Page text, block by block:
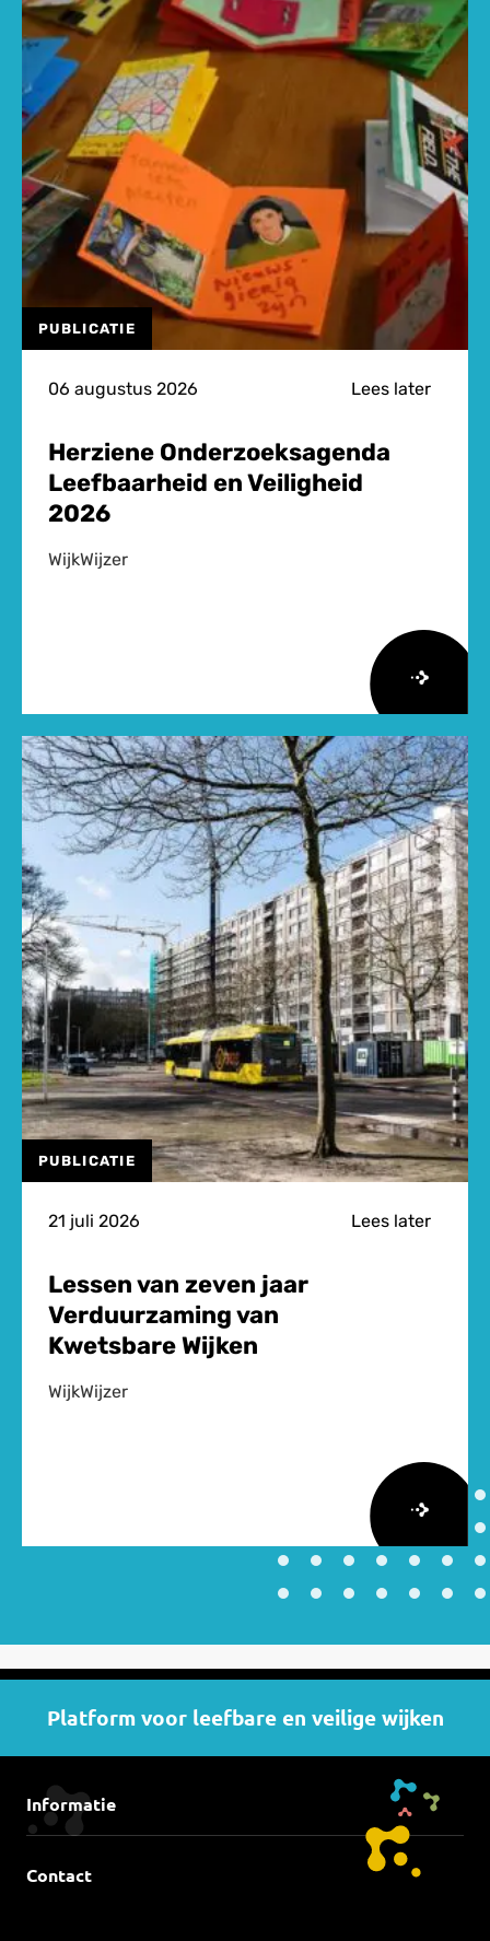
PUBLICATIE
06 augustus 2026 Lees later
Herziene Onderzoeksagenda
Leefbaarheid en Veiligheid
2026
WijkWijzer
meer
over
Herziene
Onderzoeksagenda
Leefbaarheid
en
Veiligheid
2026
PUBLICATIE
21 juli 2026 Lees later
Lessen van zeven jaar
Verduurzaming van
Kwetsbare Wijken
WijkWijzer
jaar
Kwetsbare
Wijken
Platform voor leefbare en veilige wijken
Informatie
Contact